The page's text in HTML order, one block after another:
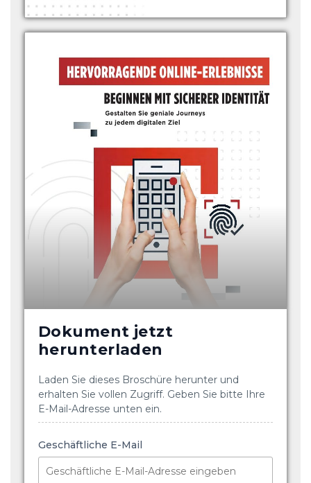
Dokument jetzt
herunterladen
Laden Sie dieses Broschüre herunter und
erhalten Sie vollen Zugriff. Geben Sie bitte Ihre
E-Mail-Adresse unten ein.
Geschäftliche E-Mail